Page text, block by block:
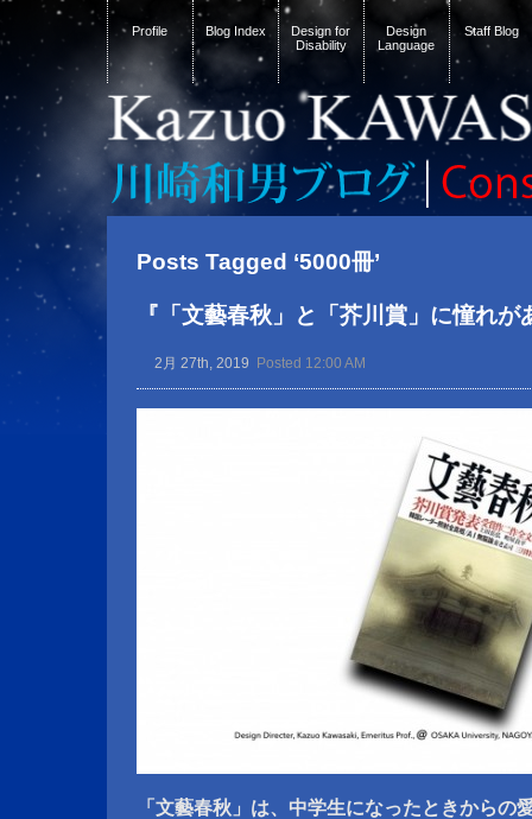
Profile Blog Index
Design for
Disability
Design
Language
Staff Blog
Posts Tagged ‘5000冊’
『「文藝春秋」と「芥川賞」に憧れが
2月 27th, 2019 Posted 12:00 AM
「文藝春秋」は、中学生になったときからの